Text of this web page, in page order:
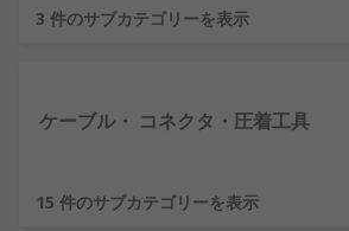
トとはさみ、 ハンマーとチゼル、 ド
工、 左官、 電気工及び配管工などの
工具を提供しています。プロジェク
仕上げを求めるための高品質の手持ち
お届けします。最高水準の仕上げを実
最高の品質の工具に投資することが役
3 件のサブカテゴリーを表示
ケーブル・ コネクタ・圧着工具
15 件のサブカテゴリーを表示